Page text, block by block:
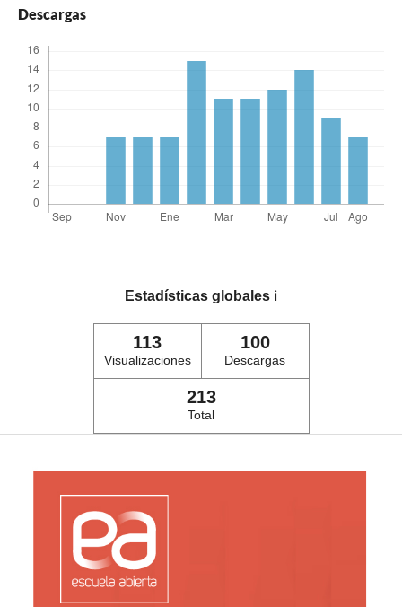
Descargas
Estadísticas globales ℹ️
113
Visualizaciones
100
Descargas
213
Total